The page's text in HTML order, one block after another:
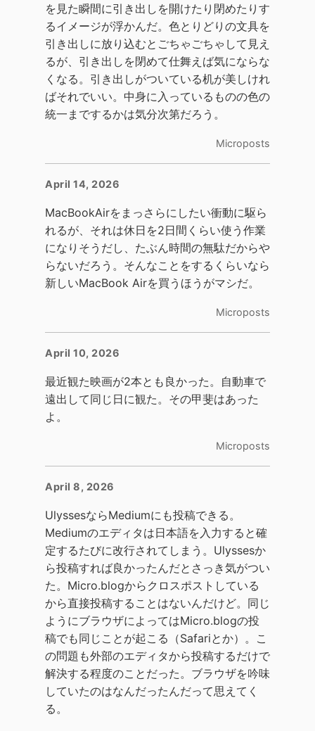
を見た瞬間に引き出しを開けたり閉めたりす
るイメージが浮かんだ。色とりどりの文具を
引き出しに放り込むとごちゃごちゃして見え
るが、引き出しを閉めて仕舞えば気にならな
くなる。引き出しがついている机が美しけれ
ばそれでいい。中身に入っているものの色の
統一までするかは気分次第だろう。
Microposts
April 14, 2026
MacBookAirをまっさらにしたい衝動に駆ら
れるが、それは休日を2日間くらい使う作業
になりそうだし、たぶん時間の無駄だからや
らないだろう。そんなことをするくらいなら
新しいMacBook Airを買うほうがマシだ。
Microposts
April 10, 2026
最近観た映画が2本とも良かった。自動車で
遠出して同じ日に観た。その甲斐はあった
よ。
Microposts
April 8, 2026
UlyssesならMediumにも投稿できる。
Mediumのエディタは日本語を入力すると確
定するたびに改行されてしまう。Ulyssesか
ら投稿すれば良かったんだとさっき気がつい
た。Micro.blogからクロスポストしている
から直接投稿することはないんだけど。同じ
ようにブラウザによってはMicro.blogの投
稿でも同じことが起こる（Safariとか）。こ
の問題も外部のエディタから投稿するだけで
解決する程度のことだった。ブラウザを吟味
していたのはなんだったんだって思えてく
る。